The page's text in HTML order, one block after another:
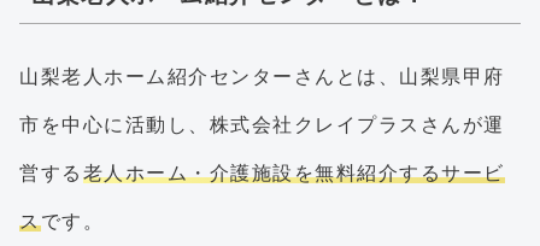
山梨老人ホーム紹介センターさんとは、山梨県甲府
市を中心に活動し、株式会社クレイプラスさんが運
営する 老人ホーム・介護施設を無料紹介するサービ
スです。